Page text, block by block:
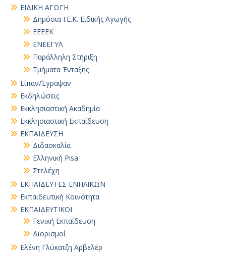
ΕΙΔΙΚΗ ΑΓΩΓΗ
Δημόσια Ι.Ε.Κ. Ειδικής Αγωγής
ΕΕΕΕΚ
ΕΝΕΕΓΥΛ
Παράλληλη Στήριξη
Τμήματα Ένταξης
Είπαν/Έγραψαν
Εκδηλώσεις
Εκκλησιαστική Ακαδημία
Εκκλησιαστική Εκπαίδευση
ΕΚΠΑΙΔΕΥΣΗ
Διδασκαλία
Ελληνική Pisa
Στελέχη
ΕΚΠΑΙΔΕΥΤΕΣ ΕΝΗΛΙΚΩΝ
Εκπαιδευτική Κοινότητα
ΕΚΠΑΙΔΕΥΤΙΚΟΙ
Γενική Εκπαίδευση
Διορισμοί
Ελένη Γλύκατζη Αρβελέρ